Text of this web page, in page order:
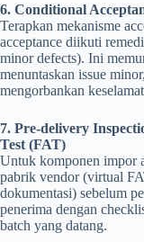
6. Conditional
Terapkan mekanisme
acceptance diikuti
minor defects). Ini
menuntaskan issue
mengorbankan
7. Pre-delivery
Test (FAT)
Untuk komponen impor
pabrik vendor (virtual
dokumentasi) sebelum
penerima dengan
batch yang datang.